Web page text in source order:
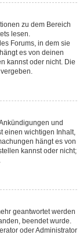
zu dem Bereich
lesen.
Forums, in dem sie
es von deinen
kannst oder nicht. Die
und
einen wichtigen Inhalt,
hängt es von
kannst oder nicht;
geantwortet werden
beendet wurde.
oder Administrator